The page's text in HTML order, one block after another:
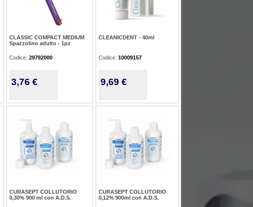
CLASSIC COMPACT MEDIUM
Spazzolino adulto - 1pz
Codice: 29792000
3,76 €
CLEANICDENT - 40ml
Codice: 10009157
9,69 €
CURASEPT COLLUTORIO
0,30% 900 ml con A.D.S.
CURASEPT COLLUTORIO
0,12% 900ml con A.D.S.